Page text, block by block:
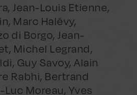
Jean-Louis Etienne,
Marc Halévy,
di Borgo, Jean-
Michel Legrand,
Guy Savoy, Alain
Rabhi, Bertrand
Luc Moreau, Yves